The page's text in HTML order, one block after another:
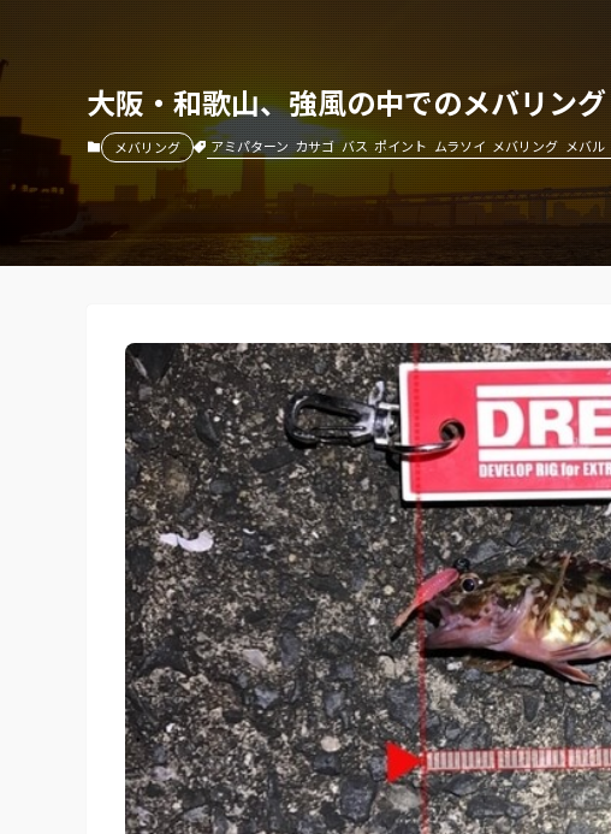
大阪・和歌山、強風の中でのメバリング
メバリング アミパターン カサゴ バス ポイント ムラソイ メバリング メバル